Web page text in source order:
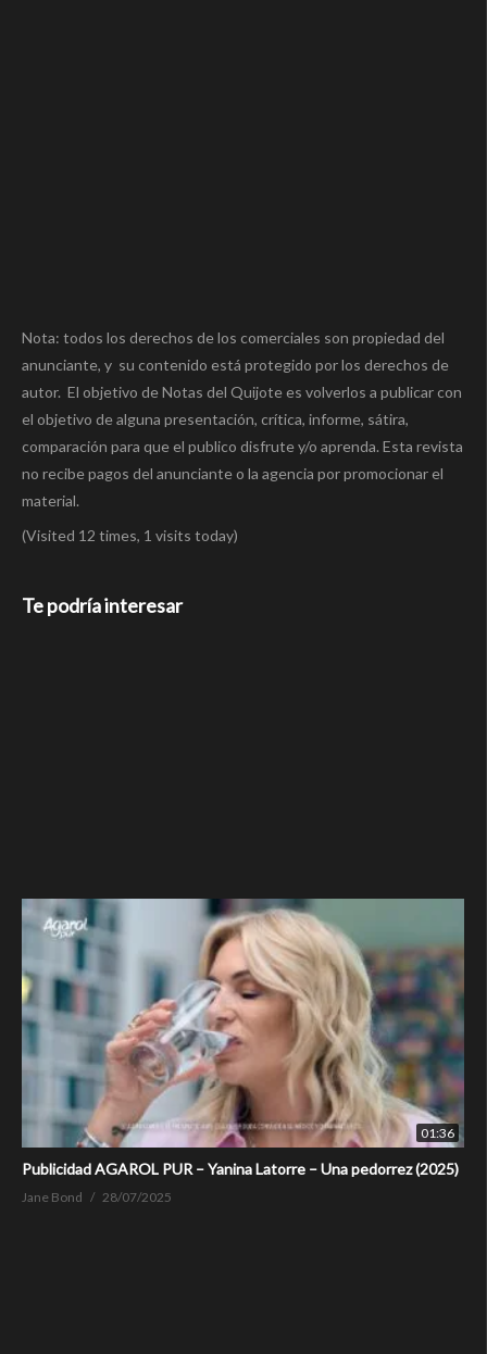
Nota: todos los derechos de los comerciales son propiedad del
anunciante, y su contenido está protegido por los derechos de
autor. El objetivo de Notas del Quijote es volverlos a publicar con
el objetivo de alguna presentación, crítica, informe, sátira,
comparación para que el publico disfrute y/o aprenda. Esta revista
no recibe pagos del anunciante o la agencia por promocionar el
material.
(Visited 12 times, 1 visits today)
Te podría interesar
01:36
Publicidad AGAROL PUR – Yanina Latorre – Una pedorrez (2025)
Jane Bond 28/07/2025